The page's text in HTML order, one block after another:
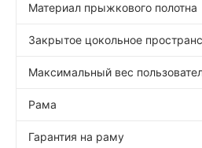
Материал прыжкового полотна
Закрытое цокольное
Максимальный вес
Рама
Гарантия на раму